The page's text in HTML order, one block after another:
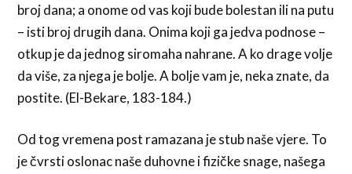
broj dana; a onome od vas koji bude bolestan ili na putu
– isti broj drugih dana. Onima koji ga jedva podnose –
otkup je da jednog siromaha nahrane. A ko drage volje
da više, za njega je bolje. A bolje vam je, neka znate, da
postite. (El-Bekare, 183-184.)
Od tog vremena post ramazana je stub naše vjere. To
je čvrsti oslonac naše duhovne i fizičke snage, našega